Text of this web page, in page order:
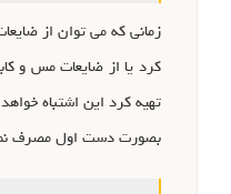
زمانی که می توان از
کرد یا از ضایعات مس و
تهیه کرد این اشتباه
بصورت دست اول مصرف